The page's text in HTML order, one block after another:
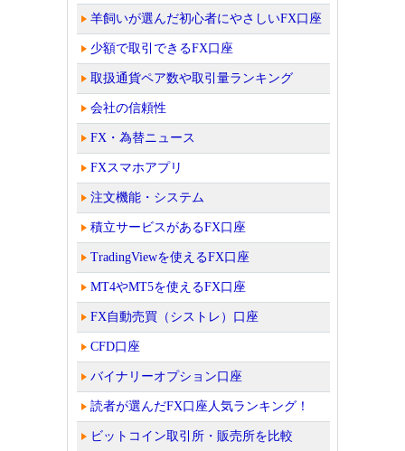
羊飼いが選んだ初心者にやさしいFX口座
少額で取引できるFX口座
取扱通貨ペア数や取引量ランキング
会社の信頼性
FX・為替ニュース
FXスマホアプリ
注文機能・システム
積立サービスがあるFX口座
TradingViewを使えるFX口座
MT4やMT5を使えるFX口座
FX自動売買（シストレ）口座
CFD口座
バイナリーオプション口座
読者が選んだFX口座人気ランキング！
ビットコイン取引所・販売所を比較